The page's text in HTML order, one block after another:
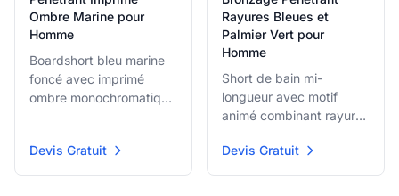
Ombre Marine pour
Homme
Boardshort bleu marine
foncé avec imprimé
ombre monochromatique
durable à bronzage
pénétrant est idéal pour
Devis Gratuit
Rayures Bleues et
Palmier Vert pour
Homme
Short de bain mi-
longueur avec motif
animé combinant rayures
noires avec frondes de
palmier tropical vert vif
Devis Gratuit